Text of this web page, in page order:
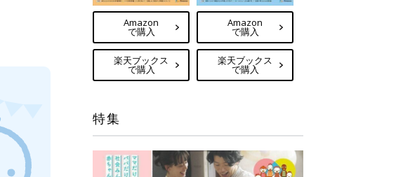
Amazon
で購入
楽天ブックス
で購入
Amazon
で購入
楽天ブックス
で購入
特集